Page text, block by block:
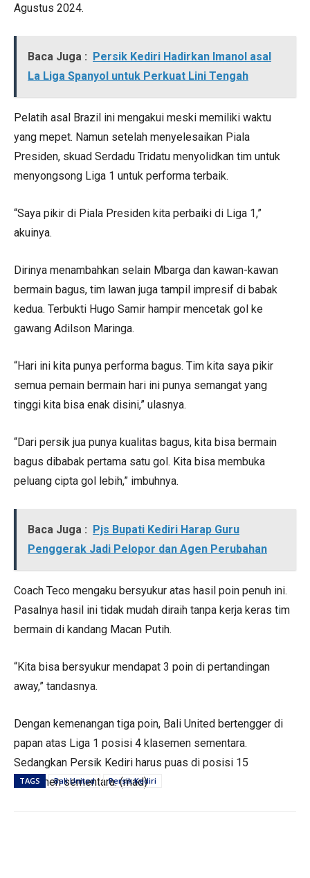
Agustus 2024.
Baca Juga : Persik Kediri Hadirkan Imanol asal
La Liga Spanyol untuk Perkuat Lini Tengah
Pelatih asal Brazil ini mengakui meski memiliki waktu
yang mepet. Namun setelah menyelesaikan Piala
Presiden, skuad Serdadu Tridatu menyolidkan tim untuk
menyongsong Liga 1 untuk performa terbaik.
“Saya pikir di Piala Presiden kita perbaiki di Liga 1,”
akuinya.
Dirinya menambahkan selain Mbarga dan kawan-kawan
bermain bagus, tim lawan juga tampil impresif di babak
kedua. Terbukti Hugo Samir hampir mencetak gol ke
gawang Adilson Maringa.
“Hari ini kita punya performa bagus. Tim kita saya pikir
semua pemain bermain hari ini punya semangat yang
tinggi kita bisa enak disini,” ulasnya.
“Dari persik jua punya kualitas bagus, kita bisa bermain
bagus dibabak pertama satu gol. Kita bisa membuka
peluang cipta gol lebih,” imbuhnya.
Baca Juga : Pjs Bupati Kediri Harap Guru
Penggerak Jadi Pelopor dan Agen Perubahan
Coach Teco mengaku bersyukur atas hasil poin penuh ini.
Pasalnya hasil ini tidak mudah diraih tanpa kerja keras tim
bermain di kandang Macan Putih.
“Kita bisa bersyukur mendapat 3 poin di pertandingan
away,” tandasnya.
Dengan kemenangan tiga poin, Bali United bertengger di
papan atas Liga 1 posisi 4 klasemen sementara.
Sedangkan Persik Kediri harus puas di posisi 15
klasemen sementara. (mad)
TAGS Bali United Persik Kediri